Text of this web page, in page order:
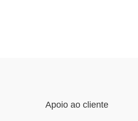
Apoio ao cliente